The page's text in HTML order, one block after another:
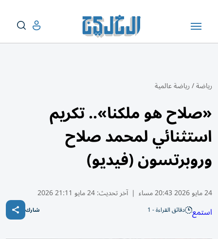
رياضة/رياضة عالمية
«صلاح هو ملكنا».. تكريم
استثنائي لمحمد صلاح
وروبرتسون (فيديو)
24 مايو 2026 20:43 مساء | آخر تحديث:24 مايو 21:11 2026
استمع دقائق القراءة - 1 شارك